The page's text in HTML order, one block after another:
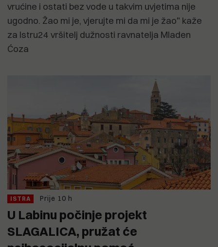
vrućine i ostati bez vode u takvim uvjetima nije
ugodno. Žao mi je, vjerujte mi da mi je žao" kaže
za Istru24 vršitelj dužnosti ravnatelja Mladen
Ćoza
ISTRA Prije 10 h
U Labinu počinje projekt
SLAGALICA, pružat će